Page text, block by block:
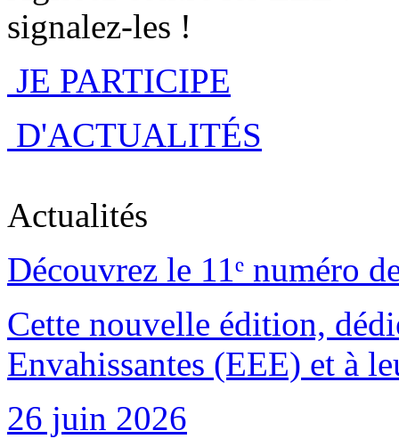
signalez-les !
JE PARTICIPE
D'ACTUALITÉS
Actualités
Découvrez le 11ᵉ numéro
Cette nouvelle édition,
Envahissantes (EEE) et à
26 juin 2026